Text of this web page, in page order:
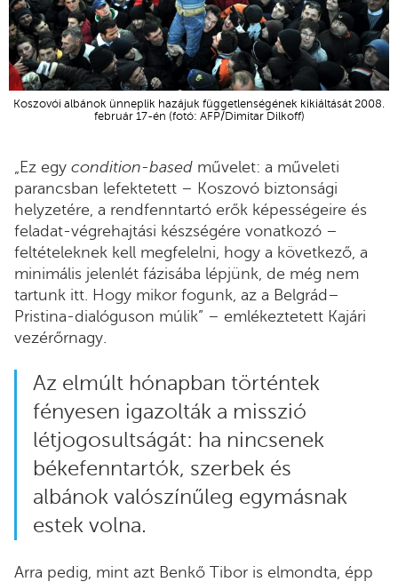
Koszovói albánok ünneplik hazájuk függetlenségének kikiáltását 2008.
február 17-én (fotó: AFP/Dimitar Dilkoff)
„Ez egy condition-based művelet: a műveleti
parancsban lefektetett – Koszovó biztonsági
helyzetére, a rendfenntartó erők képességeire és
feladat-végrehajtási készségére vonatkozó –
feltételeknek kell megfelelni, hogy a következő, a
minimális jelenlét fázisába lépjünk, de még nem
tartunk itt. Hogy mikor fogunk, az a Belgrád–
Pristina-dialóguson múlik” – emlékeztetett Kajári
vezérőrnagy.
Az elmúlt hónapban történtek
fényesen igazolták a misszió
létjogosultságát: ha nincsenek
békefenntartók, szerbek és
albánok valószínűleg egymásnak
estek volna.
Arra pedig, mint azt Benkő Tibor is elmondta, épp